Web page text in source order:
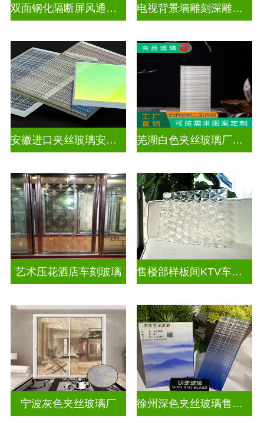
双面钢化隔断屏风通电深雕浮雕玻璃 电视背景墙雕刻深雕玻璃
安徽进口夹丝玻璃安装电话 芜湖白色夹丝玻璃厂家在哪里
艺术压花酒店车刻玻璃 售楼部样板间KTV车刻玻璃
宁波灰色夹丝玻璃厂 徐州深色夹丝玻璃售价多少钱